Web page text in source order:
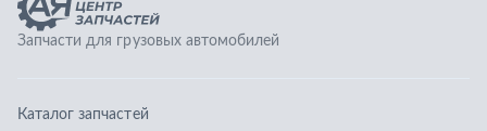
О компании
Контакты
Доставка и оплата